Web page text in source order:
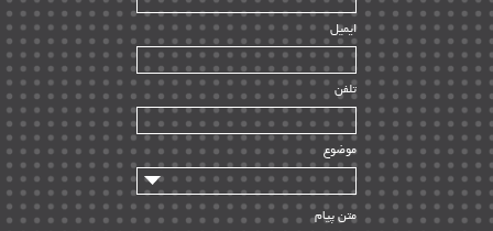
HSE | ۳۹
ساخت و نصب | ۱۲
راه اندازی | ۹
سازندگان و تامین کنندگان | ۱۰
تامین مالی و سرمایه گذاری | ۳۲
ماشین آلات
مدیریت پروژه
ایمیل
تلفن
موضوع
متن پیام